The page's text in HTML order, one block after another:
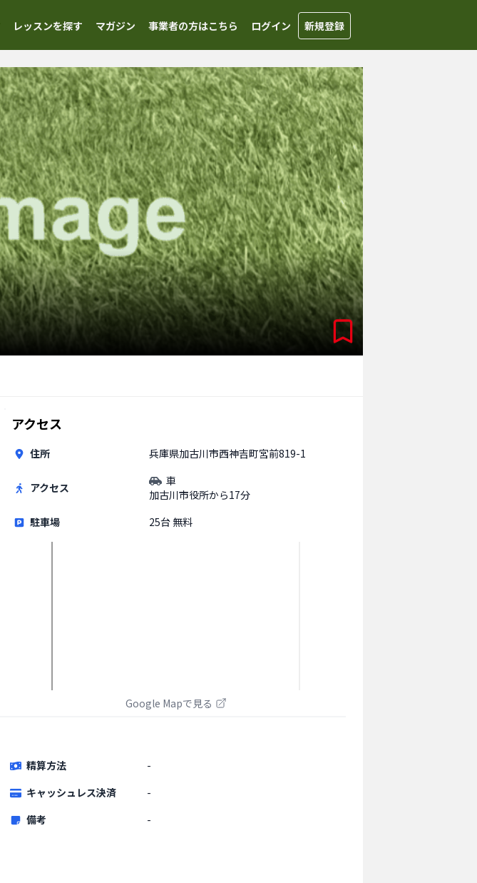
レッスンを探す マガジン 事業者の方はこちら ログイン 新規登録
アクセス
住所 兵庫県加古川市西神吉町宮前819-1
アクセス
車
加古川市役所から17分
駐車場
25台 無料
Google Mapで見る
精算方法
-
キャッシュレス決済
-
備考
-